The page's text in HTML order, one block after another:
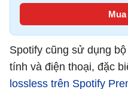
Mua
Spotify cũng sử dụng
tính và điện thoại, đặc
lossless trên Spotify